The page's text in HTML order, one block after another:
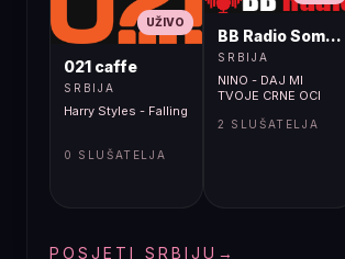
UŽIVO
021 caffe
SRBIJA
Harry Styles - Falling
0 SLUŠATELJA
BB Radio Sombor
SRBIJA
NINO - DAJ MI
TVOJE CRNE OCI
2 SLUŠATELJA
POSJETI SRBIJU →